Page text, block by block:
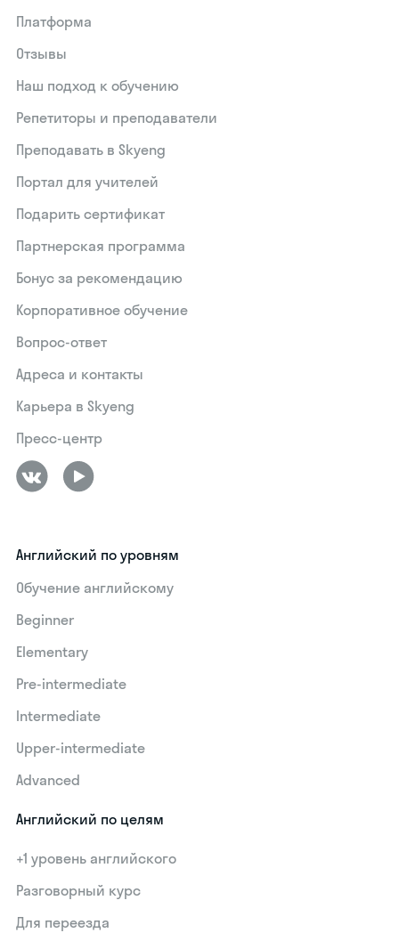
Платформа
Отзывы
Наш подход к обучению
Репетиторы и преподаватели
Преподавать в Skyeng
Портал для учителей
Подарить сертификат
Партнерская программа
Бонус за рекомендацию
Корпоративное обучение
Вопрос-ответ
Адреса и контакты
Карьера в Skyeng
Пресс-центр
Английский по уровням
Обучение английскому
Beginner
Elementary
Pre-intermediate
Intermediate
Upper-intermediate
Advanced
Английский по целям
+1 уровень английского
Разговорный курс
Для переезда